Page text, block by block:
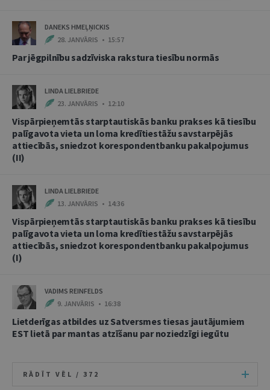
DANEKS HMEĻŅICKIS
28. JANVĀRIS • 15:57
Par jēgpilnību sadzīviska rakstura tiesību normās
LINDA LIELBRIEDE
23. JANVĀRIS • 12:10
Vispārpieņemtās starptautiskās banku prakses kā tiesību
palīgavota vieta un loma kredītiestāžu savstarpējās
attiecībās, sniedzot korespondentbanku pakalpojumus
(II)
LINDA LIELBRIEDE
13. JANVĀRIS • 14:36
Vispārpieņemtās starptautiskās banku prakses kā tiesību
palīgavota vieta un loma kredītiestāžu savstarpējās
attiecībās, sniedzot korespondentbanku pakalpojumus
(I)
VADIMS REINFELDS
9. JANVĀRIS • 16:38
Lietderīgas atbildes uz Satversmes tiesas jautājumiem
EST lietā par mantas atzīšanu par noziedzīgi iegūtu
RĀDĪT VĒL / 372